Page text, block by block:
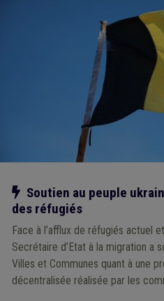
Notre action
Soutien au peuple
des réfugiés
Face à l’afflux de réfugiés actuel
Secrétaire d’Etat à la migration a
Villes et Communes quant à une procédure d’enregistrement
décentralisée réalisée par les